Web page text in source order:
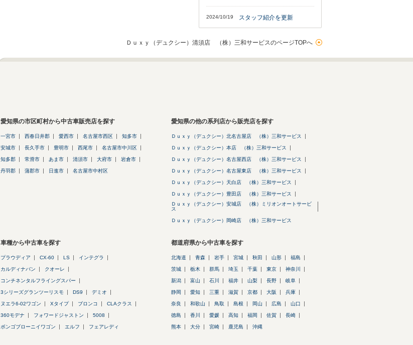
2024/10/19 スタッフ紹介を更新
Ｄｕｘｙ（デュクシー）清須店 （株）三和サービスのページTOPへ
愛知県の市区町村から中古車販売店を探す
一宮市 西春日井郡 愛西市 名古屋市西区 知多市
安城市 長久手市 豊明市 西尾市 名古屋市中川区
知多郡 常滑市 あま市 清須市 大府市 岩倉市
丹羽郡 蒲郡市 日進市 名古屋市中村区
愛知県の他の系列店から販売店を探す
Ｄｕｘｙ（デュクシー）北名古屋店 （株）三和サービス
Ｄｕｘｙ（デュクシー）本店 （株）三和サービス
Ｄｕｘｙ（デュクシー）名古屋西店 （株）三和サービス
Ｄｕｘｙ（デュクシー）名古屋東店 （株）三和サービス
Ｄｕｘｙ（デュクシー）天白店 （株）三和サービス
Ｄｕｘｙ（デュクシー）豊田店 （株）三和サービス
Ｄｕｘｙ（デュクシー）安城店 （株）ミリオンオートサービ
ス
Ｄｕｘｙ（デュクシー）岡崎店 （株）三和サービス
車種から中古車を探す
プラウディア CX-60 LS インテグラ
カルディナバン クオーレ
コンチネンタルフライングスパー
3シリーズグランツーリスモ DS9 デミオ
ヌエラ6-02ワゴン Xタイプ ブロンコ CLAクラス
360モデナ フォワードジャストン 5008
ボンゴブローニイワゴン エルフ フェアレディ
都道府県から中古車を探す
北海道 青森 岩手 宮城 秋田 山形 福島
茨城 栃木 群馬 埼玉 千葉 東京 神奈川
新潟 富山 石川 福井 山梨 長野 岐阜
静岡 愛知 三重 滋賀 京都 大阪 兵庫
奈良 和歌山 鳥取 島根 岡山 広島 山口
徳島 香川 愛媛 高知 福岡 佐賀 長崎
熊本 大分 宮崎 鹿児島 沖縄